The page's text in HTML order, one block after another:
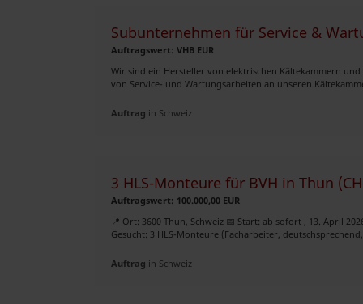
Subunternehmen für Service &
Auftragswert: VHB EUR
Wir sind ein Hersteller von elektrischen Kältekammern
von Service- und Wartungsarbeiten an unseren
Auftrag in Schweiz
3 HLS-Monteure für BVH in Thun
Auftragswert: 100.000,00 EUR
📍 Ort: 3600 Thun, Schweiz 📅 Start: ab sofort , 13. April
Gesucht: 3 HLS-Monteure (Facharbeiter, deutschsprechend,
Auftrag in Schweiz